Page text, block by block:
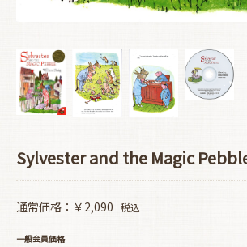
Sylvester and the Magic
通常価格：￥2,090 税込
一般会員価格